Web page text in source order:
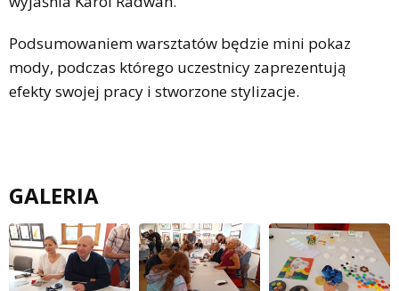
Podsumowaniem warsztatów będzie mini pokaz
mody, podczas którego uczestnicy zaprezentują
efekty swojej pracy i stworzone stylizacje.
GALERIA